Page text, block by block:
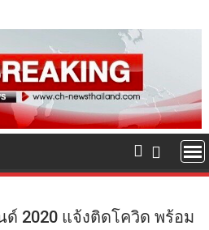
2020 แจ้งติดโควิด พร้อม